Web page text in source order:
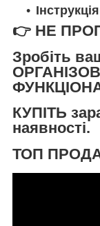
👉 НЕ
Зробіть
КУПІТЬ
наявності.
ТОП